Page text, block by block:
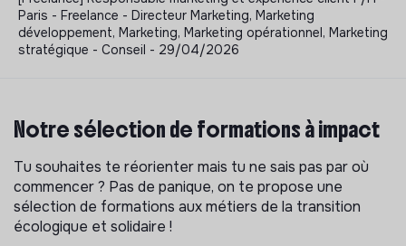
Paris - Freelance - Directeur Marketing, Marketing
développement, Marketing, Marketing opérationnel, Marketing
stratégique - Conseil - 29/04/2026
Notre sélection de formations à impact
Tu souhaites te réorienter mais tu ne sais pas par où
commencer ? Pas de panique, on te propose une
sélection de formations aux métiers de la transition
écologique et solidaire !